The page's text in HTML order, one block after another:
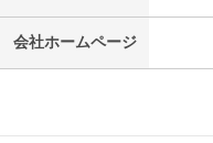
会社ホームページ